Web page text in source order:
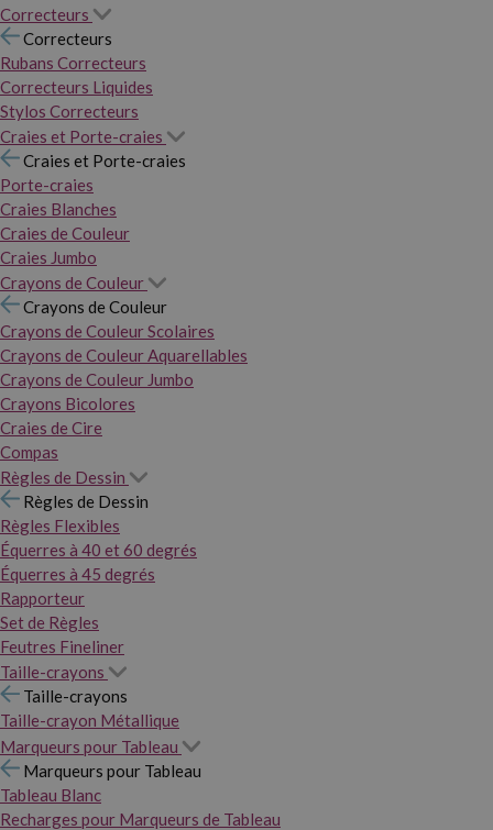
Correcteurs
Correcteurs
Rubans Correcteurs
Correcteurs Liquides
Stylos Correcteurs
Craies et Porte-craies
Craies et Porte-craies
Porte-craies
Craies Blanches
Craies de Couleur
Craies Jumbo
Crayons de Couleur
Crayons de Couleur
Crayons de Couleur Scolaires
Crayons de Couleur Aquarellables
Crayons de Couleur Jumbo
Crayons Bicolores
Craies de Cire
Compas
Règles de Dessin
Règles de Dessin
Règles Flexibles
Équerres à 40 et 60 degrés
Équerres à 45 degrés
Rapporteur
Set de Règles
Feutres Fineliner
Taille-crayons
Taille-crayons
Taille-crayon Métallique
Marqueurs pour Tableau
Marqueurs pour Tableau
Tableau Blanc
Recharges pour Marqueurs de Tableau